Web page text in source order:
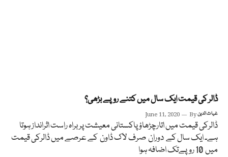
ڈالر کی قیمت ایک سال میں کتنے روپے بڑھی؟
June 11, 2020 Byغیاث الدین
ڈالرکی قیمت میں اتارچڑھاؤ پاکستانی معیشت پربراہ راست اثرانداز ہوتا
ہے۔ ایک سال کے دوران صرف لاک ڈاون کے عرصے میں ڈالرکی قیمت
میں 10 روپےتک اضافہ ہوا